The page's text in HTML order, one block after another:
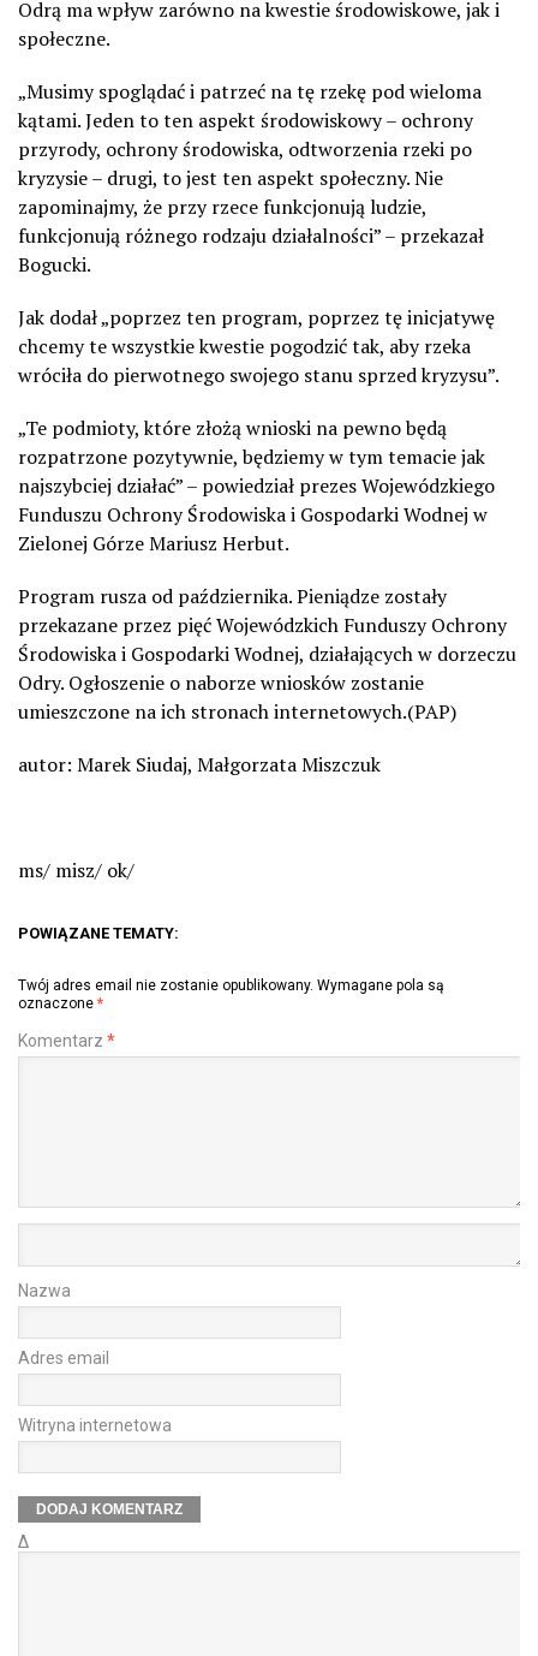
Odrą ma wpływ zarówno na kwestie środowiskowe, jak i
społeczne.
„Musimy spoglądać i patrzeć na tę rzekę pod wieloma
kątami. Jeden to ten aspekt środowiskowy – ochrony
przyrody, ochrony środowiska, odtworzenia rzeki po
kryzysie – drugi, to jest ten aspekt społeczny. Nie
zapominajmy, że przy rzece funkcjonują ludzie,
funkcjonują różnego rodzaju działalności” – przekazał
Bogucki.
Jak dodał „poprzez ten program, poprzez tę inicjatywę
chcemy te wszystkie kwestie pogodzić tak, aby rzeka
wróciła do pierwotnego swojego stanu sprzed kryzysu”.
„Te podmioty, które złożą wnioski na pewno będą
rozpatrzone pozytywnie, będziemy w tym temacie jak
najszybciej działać” – powiedział prezes Wojewódzkiego
Funduszu Ochrony Środowiska i Gospodarki Wodnej w
Zielonej Górze Mariusz Herbut.
Program rusza od października. Pieniądze zostały
przekazane przez pięć Wojewódzkich Funduszy Ochrony
Środowiska i Gospodarki Wodnej, działających w dorzeczu
Odry. Ogłoszenie o naborze wniosków zostanie
umieszczone na ich stronach internetowych.(PAP)
autor: Marek Siudaj, Małgorzata Miszczuk
ms/ misz/ ok/
POWIĄZANE TEMATY:
Twój adres email nie zostanie opublikowany. Wymagane pola są
oznaczone *
Komentarz *
Nazwa
Adres email
Witryna internetowa
Δ